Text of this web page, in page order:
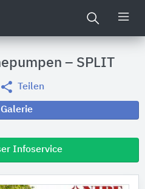
– SPLIT
Teilen
Galerie
Infoservice